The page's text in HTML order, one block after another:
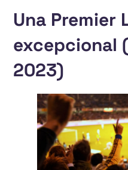
Una Premier
excepcional
2023)